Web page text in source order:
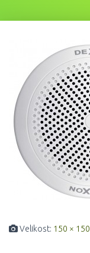
Velikost: 150 × 150